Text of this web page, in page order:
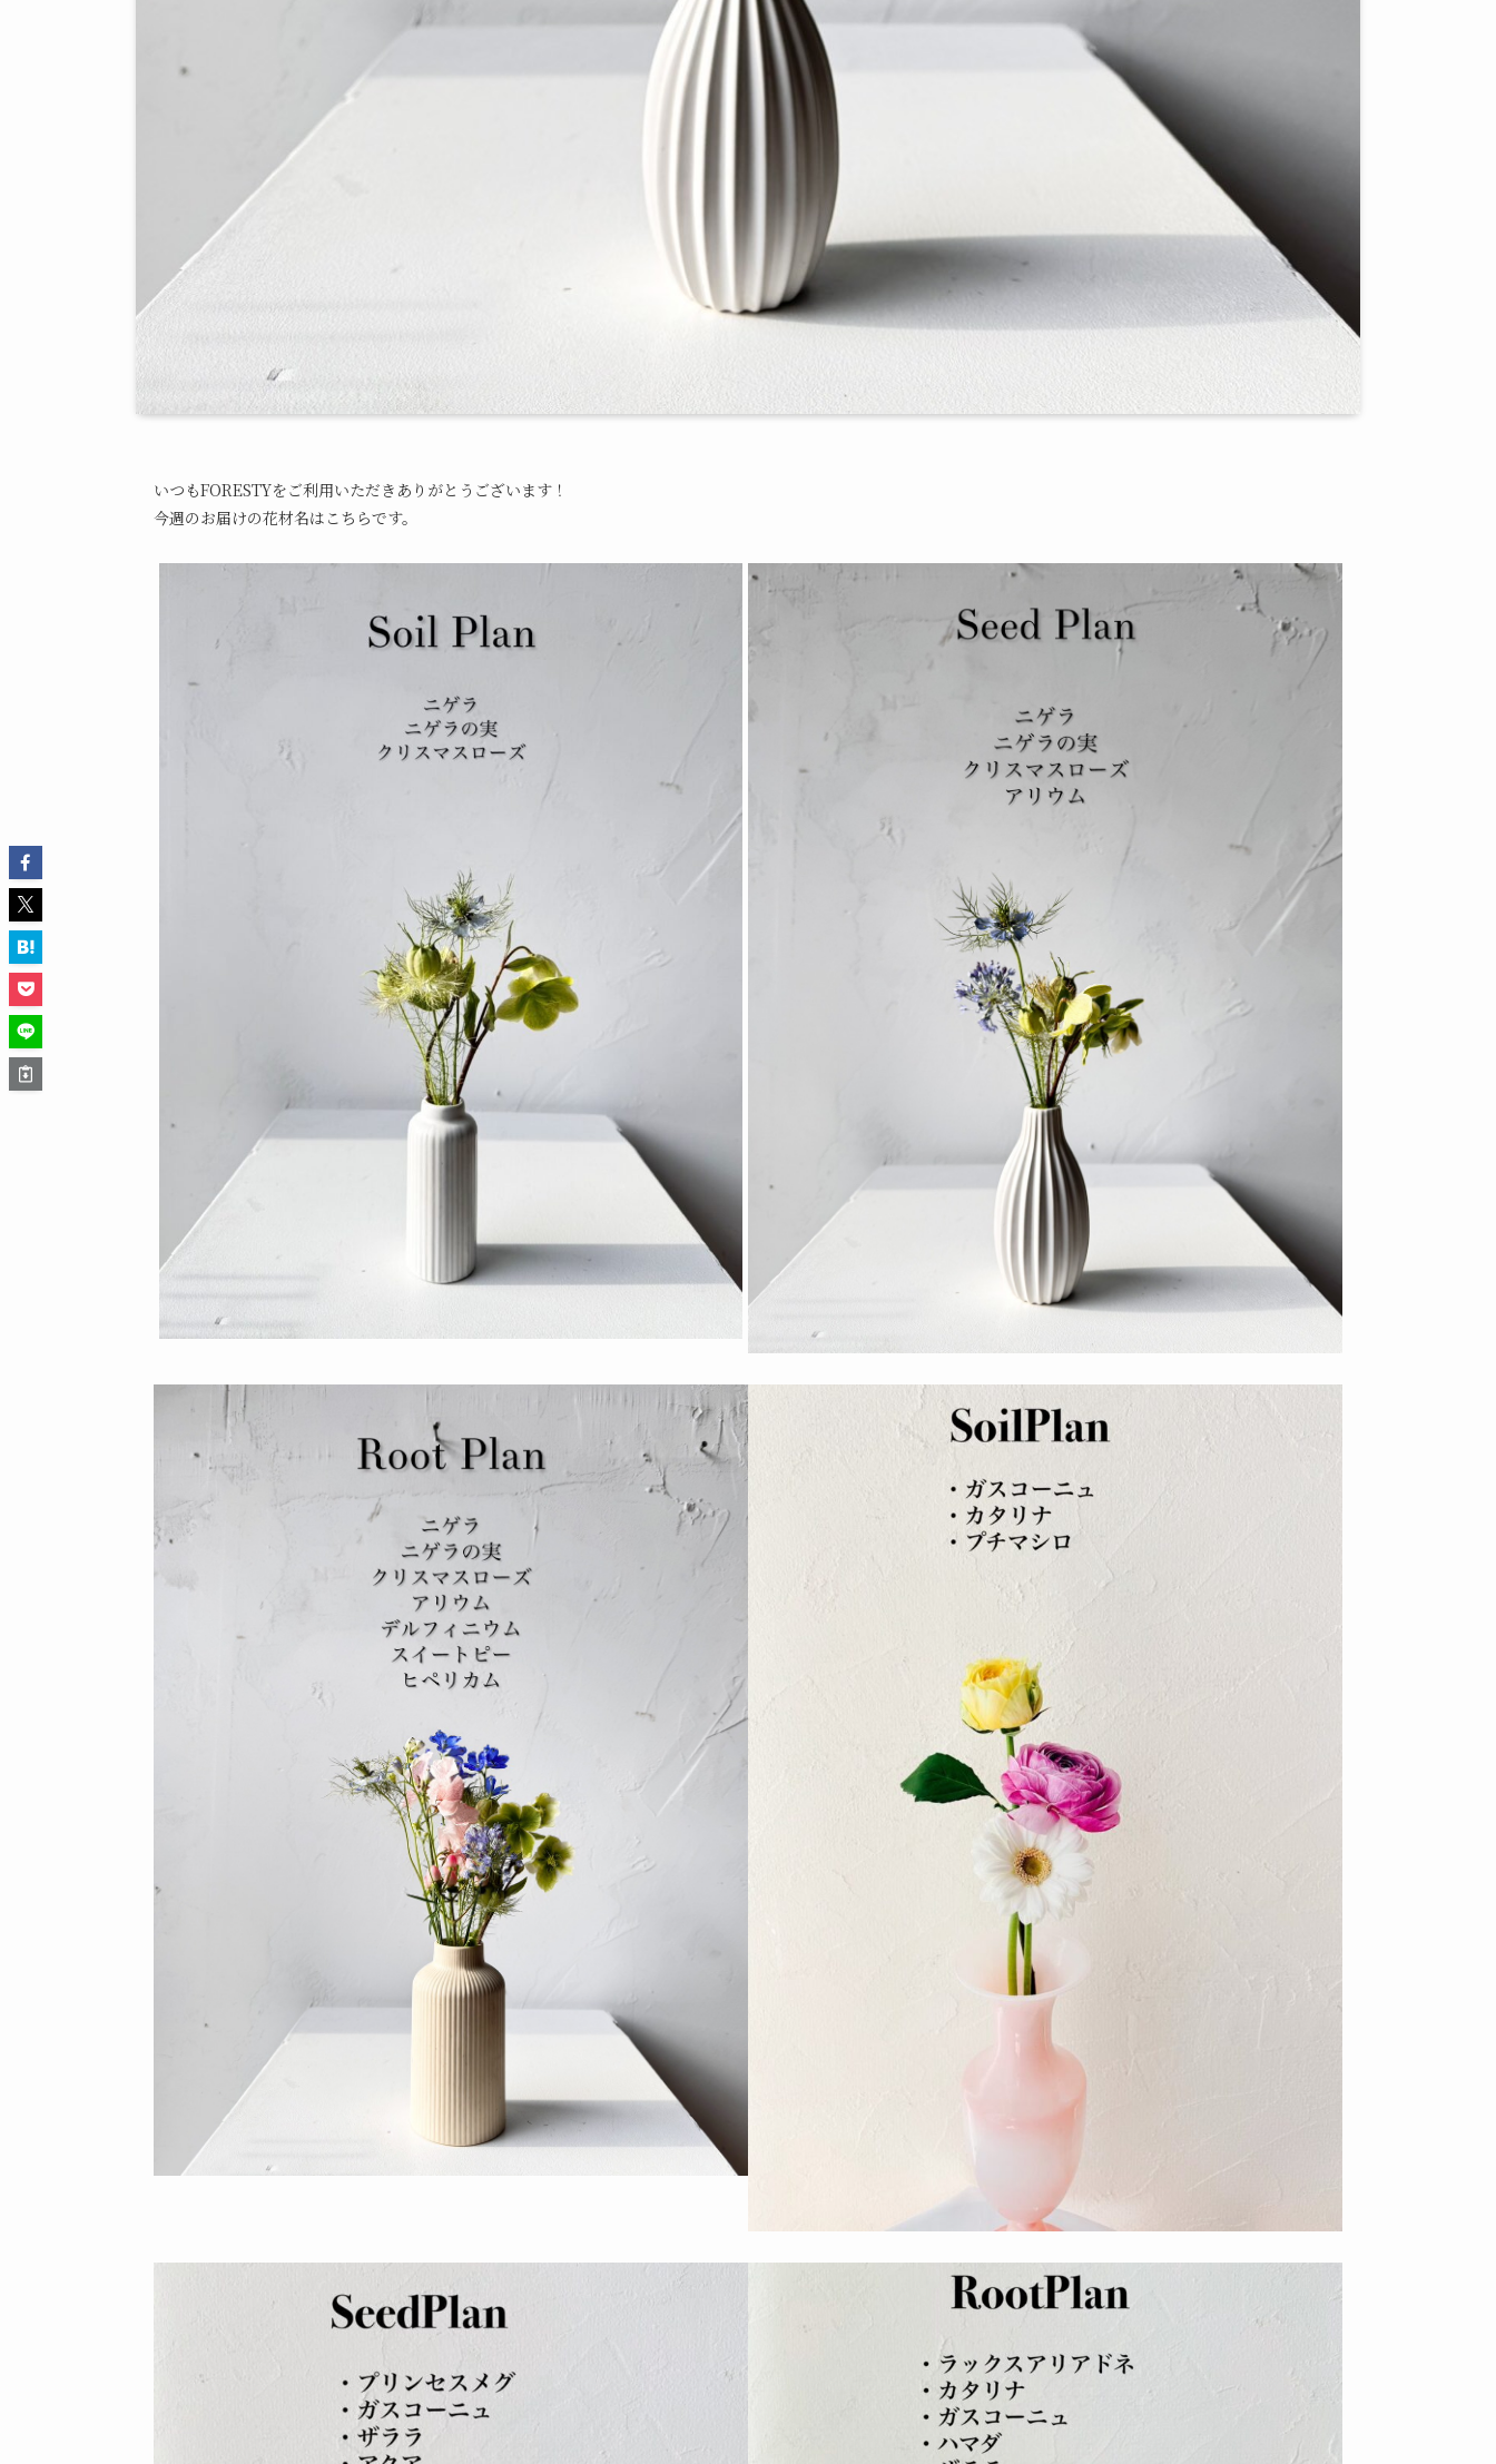
いつもFORESTYをご利用いただきありがとうございます！
今週のお届けの花材名はこちらです。